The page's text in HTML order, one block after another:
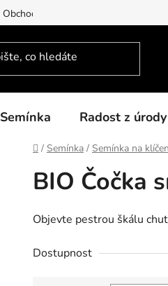
Obchodní podmínky
Semínka Radost z úrody
Domů
/ Semínka / Semínka na
BIO Čočka
Objevte pestrou škálu
Dostupnost